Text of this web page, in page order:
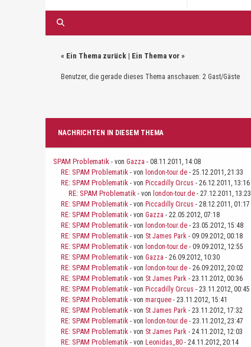
« Ein Thema zurück| Ein Thema vor»
Benutzer, die gerade dieses Thema anschauen: 2 Gast/Gäste
NACHRICHTEN IN DIESEM THEMA
SPAM Problematik - von Gazza - 08.11.2011, 14:08
RE: SPAM Problematik - von london-tour.de- 25.12.2011, 21:33
RE: SPAM Problematik - von Piccadilly Circus - 26.12.2011, 13:16
RE: SPAM Problematik - von london-tour.de- 27.12.2011, 13:23
RE: SPAM Problematik - von Piccadilly Circus - 28.12.2011, 01:17
RE: SPAM Problematik - von Gazza - 22.05.2012, 07:18
RE: SPAM Problematik - von london-tour.de- 23.05.2012, 15:48
RE: SPAM Problematik - von St James Park- 09.09.2012, 00:18
RE: SPAM Problematik - von london-tour.de- 09.09.2012, 12:55
RE: SPAM Problematik - von Gazza - 26.09.2012, 10:30
RE: SPAM Problematik - von london-tour.de- 26.09.2012, 20:02
RE: SPAM Problematik - von St James Park- 23.11.2012, 00:36
RE: SPAM Problematik - von Piccadilly Circus - 23.11.2012, 00:45
RE: SPAM Problematik - von marquee- 23.11.2012, 15:41
RE: SPAM Problematik - von St James Park- 23.11.2012, 17:32
RE: SPAM Problematik - von london-tour.de- 23.11.2012, 23:47
RE: SPAM Problematik - von St James Park- 24.11.2012, 12:03
RE: SPAM Problematik - von Leonidas_80- 24.11.2012, 20:14